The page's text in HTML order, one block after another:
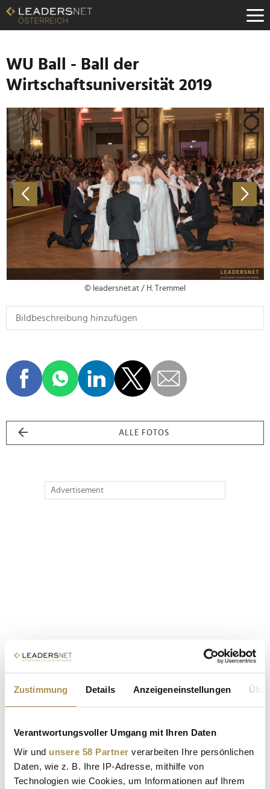
Zustimmung Details Anzeigeneinstellungen
Verantwortungsvoller Umgang mit Ihren Daten
Wir und unsere 58 Partner verarbeiten Ihre persönlichen
Daten, wie z. B. Ihre IP-Adresse, mithilfe von
Technologien wie Cookies, um Informationen auf Ihrem
Zum
Inhalt
Zur
Navigation
Zur
Hauptnavigation
WU Ball - Ball der
Wirtschaftsuniversität 2019
© leadersnet.at / H. Tremmel
ALLE FOTOS
Advertisement